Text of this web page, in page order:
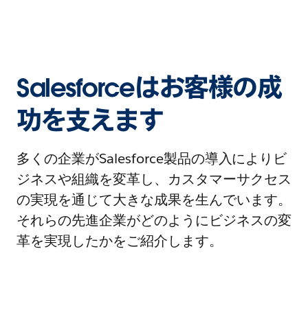
Salesforceはお客様の成
功を支えます
多くの企業がSalesforce製品の導入によりビ
ジネスや組織を変革し、カスタマーサクセス
の実現を通じて大きな成果を生んでいます。
それらの先進企業がどのようにビジネスの変
革を実現したかをご紹介します。